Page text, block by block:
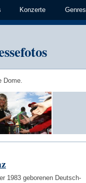
Konzerte Genres
Dome.
1983 geborenen Deutsch-